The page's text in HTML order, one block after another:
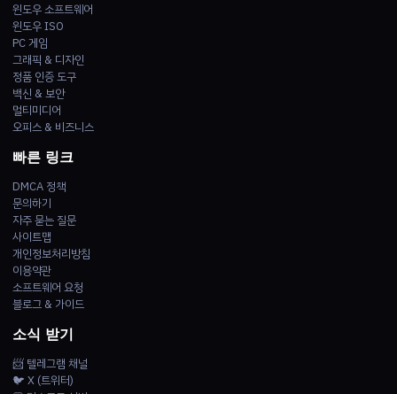
윈도우 소프트웨어
윈도우 ISO
PC 게임
그래픽 & 디자인
정품 인증 도구
백신 & 보안
멀티미디어
오피스 & 비즈니스
빠른 링크
DMCA 정책
문의하기
자주 묻는 질문
사이트맵
개인정보처리방침
이용약관
소프트웨어 요청
블로그 & 가이드
소식 받기
📨 텔레그램 채널
🐦 X (트위터)